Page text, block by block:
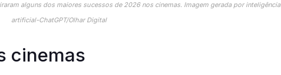
alguns dos maiores sucessos de 2026 nos cinemas. Imagem gerada por inteligência
artificial-ChatGPT/Olhar Digital
cinemas